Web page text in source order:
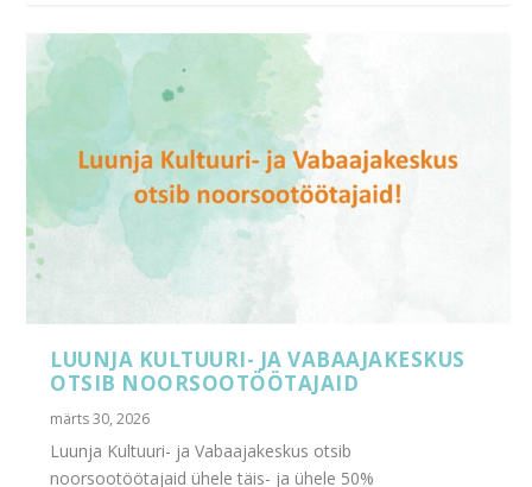
LUUNJA KULTUURI- JA VABAAJAKESKUS
OTSIB NOORSOOTÖÖTAJAID
märts 30, 2026
Luunja Kultuuri- ja Vabaajakeskus otsib
noorsootöötajaid ühele täis- ja ühele 50%